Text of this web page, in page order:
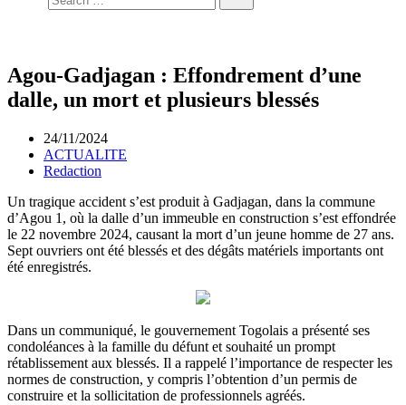
Agou-Gadjagan : Effondrement d’une
dalle, un mort et plusieurs blessés
24/11/2024
ACTUALITE
Redaction
Un tragique accident s’est produit à Gadjagan, dans la commune
d’Agou 1, où la dalle d’un immeuble en construction s’est effondrée
le 22 novembre 2024, causant la mort d’un jeune homme de 27 ans.
Sept ouvriers ont été blessés et des dégâts matériels importants ont
été enregistrés.
Dans un communiqué, le gouvernement Togolais a présenté ses
condoléances à la famille du défunt et souhaité un prompt
rétablissement aux blessés. Il a rappelé l’importance de respecter les
normes de construction, y compris l’obtention d’un permis de
construire et la sollicitation de professionnels agréés.